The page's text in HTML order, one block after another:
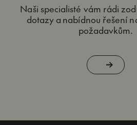
Naši specialisté vám rádi
dotazy a nabídnou řešení
požadavkům.